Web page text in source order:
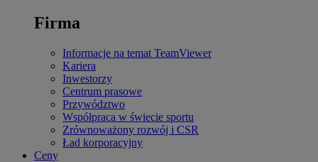
Firma
Informacje na temat TeamViewer
Kariera
Inwestorzy
Centrum prasowe
Przywództwo
Współpraca w świecie sportu
Zrównoważony rozwój i CSR
Ład korporacyjny
Ceny